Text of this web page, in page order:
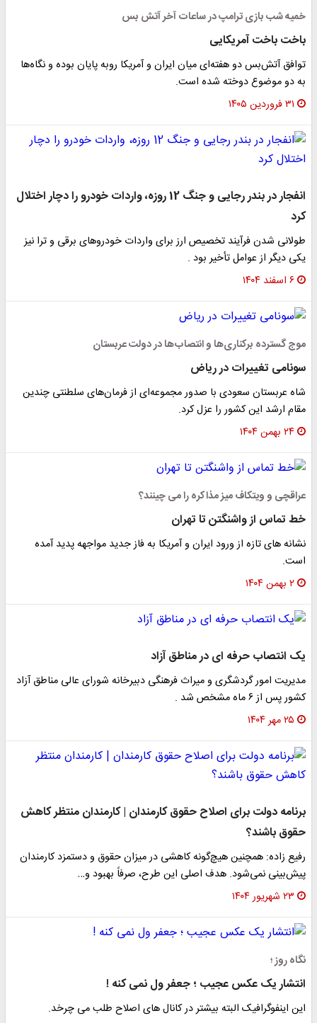
خمیه شب بازی ترامپ در ساعات آخر آتش بس
باخت باخت آمریکایی
توافق آتش‌بس دو هفته‌ای میان ایران و آمریکا روبه پایان بوده و نگاه‌ها
به دو موضوع دوخته شده است.
۳۱ فروردین ۱۴۰۵
انفجار در بندر رجایی و جنگ 12 روزه، واردات خودرو را دچار اختلال
کرد
طولانی شدن فرآیند تخصیص ارز برای واردات خودروهای برقی و ترا نیز
یکی دیگر از عوامل تأخیر بود .
۶ اسفند ۱۴۰۴
موج گسترده برکناری‌ها و انتصاب‌ها در دولت عربستان
سونامی تغییرات در ریاض
شاه عربستان سعودی با صدور مجموعه‌ای از فرمان‌های سلطنتی چندین
مقام ارشد این کشور را عزل کرد.
۲۴ بهمن ۱۴۰۴
عراقچی و ویتکاف میز مذاکره را می چینند؟
خط تماس از واشنگتن تا تهران
نشانه های تازه از ورود ایران و آمریکا به فاز جدید مواجهه پدید آمده
است.
۲ بهمن ۱۴۰۴
یک انتصاب حرفه ای در مناطق آزاد
مدیریت امور گردشگری و میراث فرهنگی دبیرخانه شورای عالی مناطق آزاد
کشور پس از ۶ ماه مشخص شد .
۲۵ مهر ۱۴۰۴
برنامه دولت برای اصلاح حقوق کارمندان | کارمندان منتظر کاهش
حقوق باشند؟
رفیع زاده: همچنین هیچ‌گونه کاهشی در میزان حقوق و دستمزد کارمندان
پیش‌بینی نمی‌شود. هدف اصلی این طرح، صرفاً بهبود و…
۲۳ شهریور ۱۴۰۴
نگاه روز ؛
انتشار یک عکس عجیب ؛ جعفر ول نمی کنه !
این اینفوگرافیک البته بیشتر در کانال های اصلاح طلب می چرخد.